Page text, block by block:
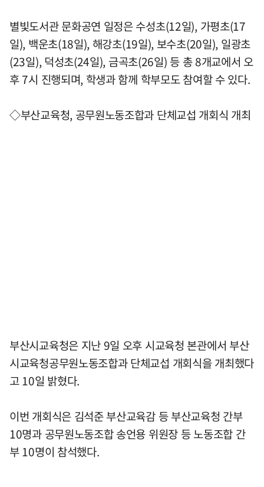
별빛도서관 문화공연 일정은 수성초(12일), 가평초(17
일), 백운초(18일), 해강초(19일), 보수초(20일), 일광초
(23일), 덕성초(24일), 금곡초(26일) 등 총 8개교에서 오
후 7시 진행되며, 학생과 함께 학부모도 참여할 수 있다.
◇부산교육청, 공무원노동조합과 단체교섭 개회식 개최
부산시교육청은 지난 9일 오후 시교육청 본관에서 부산
시교육청공무원노동조합과 단체교섭 개회식을 개최했다
고 10일 밝혔다.
이번 개회식은 김석준 부산교육감 등 부산교육청 간부
10명과 공무원노동조합 송언용 위원장 등 노동조합 간
부 10명이 참석했다.